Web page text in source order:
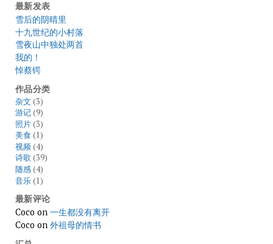
最新发表
雪后的阴晴里
十九世纪的小村落
雪夜山中独处两首
我的！
悼蔡锷
作品分类
杂文 (3)
游记(9)
照片(3)
美食 (1)
视频(4)
诗歌(39)
随感(4)
音乐(1)
最新评论
Coco on 一生都没有离开
Coco on 外祖母的情书